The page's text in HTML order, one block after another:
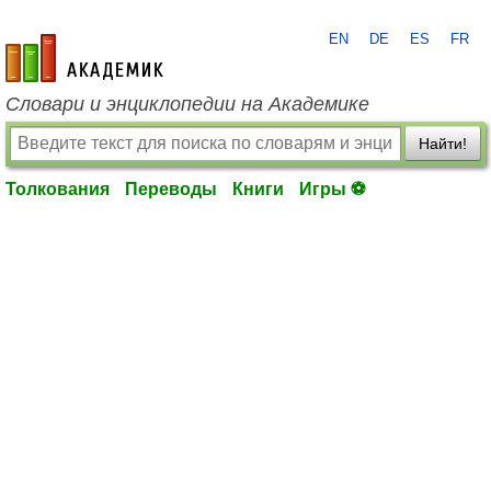
academic.ru
EN DE ES FR
Словари и энциклопедии на Академике
Найти!
Толкования Переводы Книги Игры ⚽